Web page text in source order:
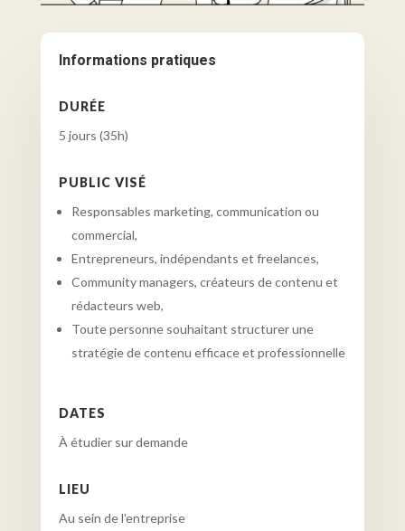
Informations pratiques
DURÉE
5 jours (35h)
PUBLIC VISÉ
Responsables marketing, communication ou
commercial,
Entrepreneurs, indépendants et freelances,
Community managers, créateurs de contenu et
rédacteurs web,
Toute personne souhaitant structurer une
stratégie de contenu efficace et professionnelle
DATES
À étudier sur demande
LIEU
Au sein de l'entreprise